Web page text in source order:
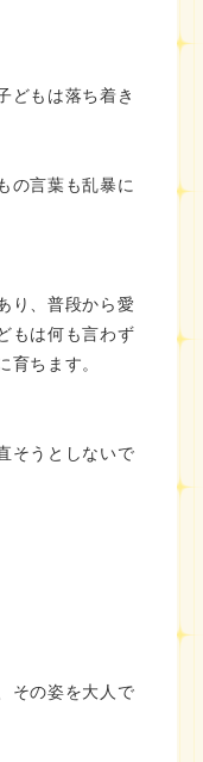
どもは落ち着き
の言葉も乱暴に
り、普段から愛
もは何も言わず
育ちます。
そうとしないで
その姿を大人で